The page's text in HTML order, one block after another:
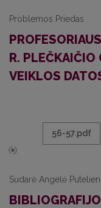
Problemos Priedas
R. PLEČKAIČIO
VEIKLOS
56-57.pdf
Sudarė Angelė